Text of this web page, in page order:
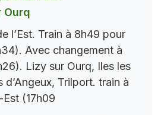
Ourq
l’Est. Train à 8h49 pour
Avec changement à
Lizy sur Ourq, Iles les
d’Angeux, Trilport. train à
(17h09